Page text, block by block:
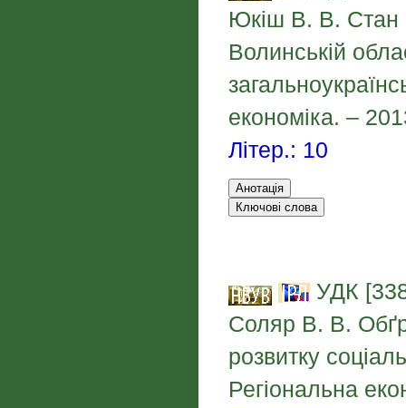
Юкіш В. В. Стан
Волинській
економіка. –
Літер.: 10
УДК
Соляр В. В.
розвитку
Регіональна